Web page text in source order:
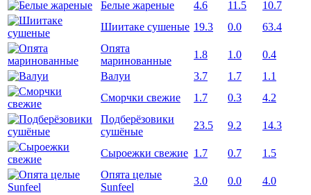
Белые жареные
4.6 11.5
10.7
Шиитаке сушеные 19.3 0.0
63.4
Опята
маринованные
1.8 1.0
0.4
Валуи
3.7 1.7
1.1
Сморчки свежие
1.7 0.3
4.2
Подберёзовики
сушёные
23.5 9.2 14.3
Сыроежки свежие 1.7 0.7
1.5
Опята целые
Sunfeel
3.0 0.0
4.0